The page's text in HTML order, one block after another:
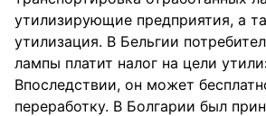
утилизирующие предприятия, а
утилизация. В Бельгии
лампы платит налог на цели
Впоследствии, он может
переработку. В Болгарии был